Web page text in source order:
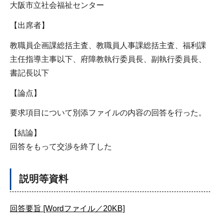
大阪市立社会福祉センター
【出席者】
教職員企画課総括主査、教職員人事課総括主査、福利課
主任指導主事以下、府障教執行委員長、副執行委員長、
書記長以下
【論点】
要求項目について別添ファイルの内容の回答を行った。
【結論】
回答をもって交渉を終了した
説明等資料
回答要旨 [Wordファイル／20KB]